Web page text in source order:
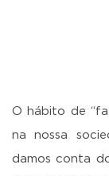
O hábito de
na nossa
damos conta